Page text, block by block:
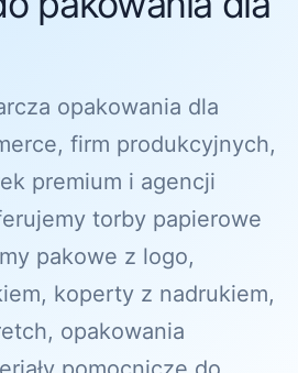
opakowania dla
firm produkcyjnych,
premium i agencji
torby papierowe
pakowe z logo,
koperty z nadrukiem,
opakowania